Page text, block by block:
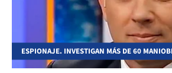
ESPIONAJE. INVESTIGAN MÁS DE 60